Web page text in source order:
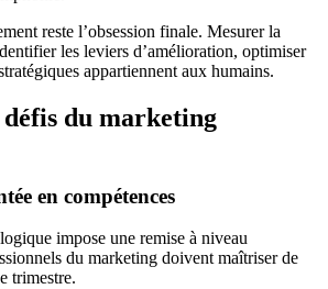
reste l’obsession finale. Mesurer la
les leviers d’amélioration, optimiser
appartiennent aux humains.
défis du marketing
en compétences
impose une remise à niveau
du marketing doivent maîtriser de
trimestre.